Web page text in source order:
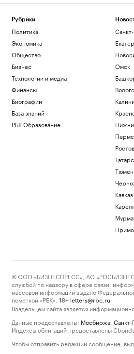
Рубрики
Политика
Экономика
Общество
Бизнес
Технологии и медиа
Финансы
Биографии
База знаний
РБК Образование
Омск
Кавказ
© ООО «БИЗНЕСПРЕСС», АО
службой по надзору в сфере связи,
массовой информации выдано
пометкой «РБК».
18+ letters@rbc.ru
Владельцем сайта является
Данные предоставлены: Мосбиржа
Индексы облигаций предоставлены
Чтобы отправить редакции сообщение,